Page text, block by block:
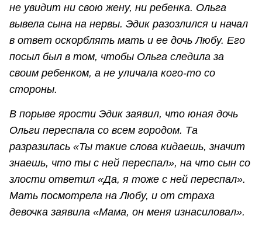
не увидит ни свою жену, ни ребенка. Ольга
вывела сына на нервы. Эдик разозлился и начал
в ответ оскорблять мать и ее дочь Любу. Его
посыл был в том, чтобы Ольга следила за
своим ребенком, а не уличала кого-то со
стороны.
В порыве ярости Эдик заявил, что юная дочь
Ольги переспала со всем городом. Та
разразилась «Ты такие слова кидаешь, значит
знаешь, что ты с ней переспал», на что сын со
злости ответил «Да, я тоже с ней переспал».
Мать посмотрела на Любу, и от страха
девочка заявила «Мама, он меня изнасиловал».